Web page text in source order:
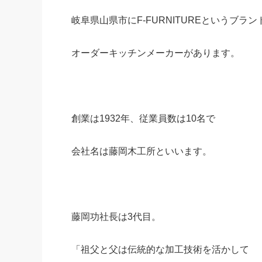
岐阜県山県市にF-FURNITUREというブラン
オーダーキッチンメーカーがあります。
創業は1932年、従業員数は10名で
会社名は藤岡木工所といいます。
藤岡功社長は3代目。
「祖父と父は伝統的な加工技術を活かして